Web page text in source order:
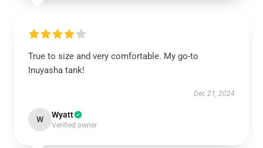
True to size and very comfortable. My go-to
Inuyasha tank!
Dec 21, 2024
W Wyatt
Verified owner